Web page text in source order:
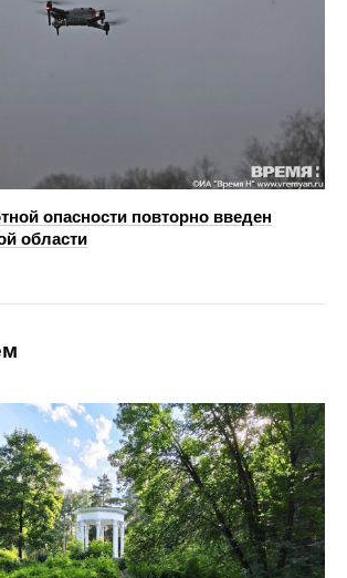
опасности повторно введен
области